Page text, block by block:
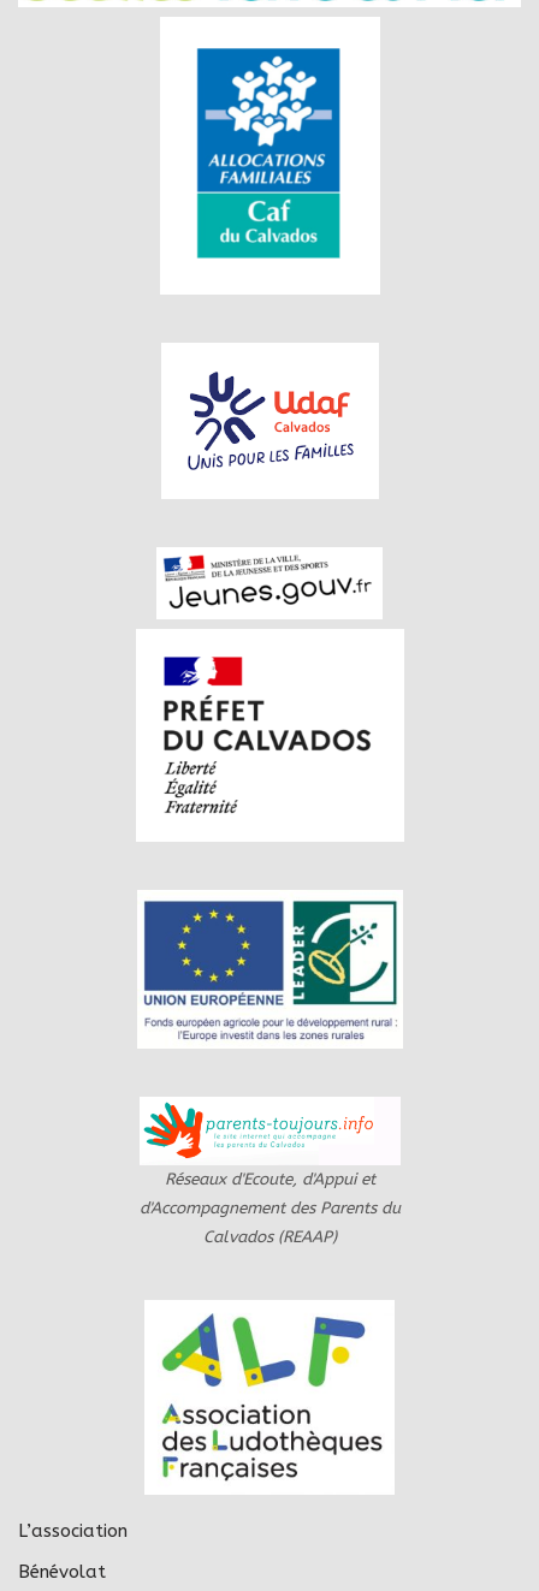
Réseaux d'Ecoute, d'Appui et
d'Accompagnement des Parents du
Calvados (REAAP)
L’association
Bénévolat